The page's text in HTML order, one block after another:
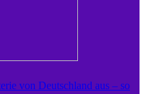
von Deutschland aus – so